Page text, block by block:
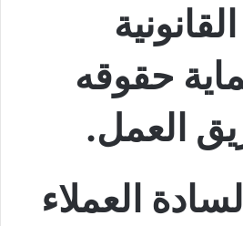
حقوقه
العمل.
العملاء